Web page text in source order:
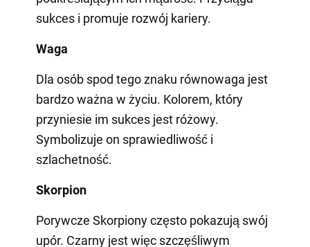
sukces i promuje rozwój kariery.
Waga
Dla osób spod tego znaku równowaga jest
bardzo ważna w życiu. Kolorem, który
przyniesie im sukces jest różowy.
Symbolizuje on sprawiedliwość i
szlachetność.
Skorpion
Porywcze Skorpiony często pokazują swój
upór. Czarny jest więc szczęśliwym